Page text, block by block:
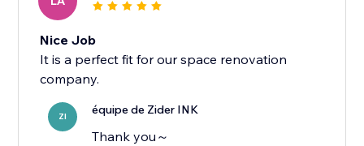
Nice Job
It is a perfect fit for our space renovation
company.
ZI équipe de Zider INK
Thank you～